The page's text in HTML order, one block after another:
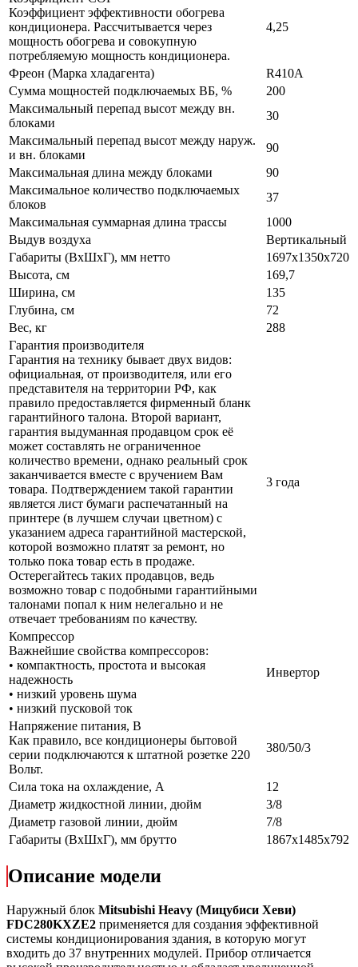
Коэффициент эффективности обогрева
кондиционера. Рассчитывается через
мощность обогрева и совокупную
потребляемую мощность кондиционера.
4,25
Фреон (Марка хладагента)
R410A
Сумма мощностей подключаемых ВБ, %
200
Максимальный перепад высот между вн.
блоками
30
Максимальный перепад высот между наруж.
и вн. блоками
90
Максимальная длина между блоками
90
Максимальное количество подключаемых
блоков
37
Максимальная суммарная длина трассы
1000
Выдув воздуха
Вертикальный
Габариты (ВxШxГ), мм нетто
1697х1350х720
Высота, см
169,7
Ширина, см
135
Глубина, см
72
Вес, кг
288
Гарантия производителя
Гарантия на технику бывает двух видов:
официальная, от производителя, или его
представителя на территории РФ, как
правило предоставляется фирменный бланк
гарантийного талона. Второй вариант,
гарантия выдуманная продавцом срок её
может составлять не ограниченное
количество времени, однако реальный срок
заканчивается вместе с вручением Вам
товара. Подтверждением такой гарантии
является лист бумаги распечатанный на
принтере (в лучшем случаи цветном) с
указанием адреса гарантийной мастерской,
которой возможно платят за ремонт, но
только пока товар есть в продаже.
Остерегайтесь таких продавцов, ведь
возможно товар с подобными гарантийными
талонами попал к ним нелегально и не
отвечает требованиям по качеству.
3 года
Компрессор
Важнейшие свойства компрессоров:
• компактность, простота и высокая
надежность
• низкий уровень шума
• низкий пусковой ток
Инвертор
Напряжение питания, В
Как правило, все кондиционеры бытовой
серии подключаются к штатной розетке 220
Вольт.
380/50/3
Сила тока на охлаждение, А
12
Диаметр жидкостной линии, дюйм
3/8
Диаметр газовой линии, дюйм
7/8
Габариты (ВxШxГ), мм брутто
1867х1485х792
Описание модели
Наружный блок Mitsubishi Heavy (Мицубиси Хеви)
FDC280KXZE2 применяется для создания эффективной
системы кондиционирования здания, в которую могут
входить до 37 внутренних модулей. Прибор отличается